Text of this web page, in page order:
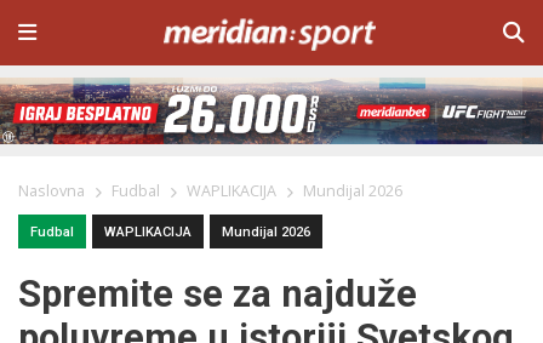
Naslovna Fudbal WAPLIKACIJA Mundijal 2026
Fudbal WAPLIKACIJA Mundijal 2026
Spremite se za najduže